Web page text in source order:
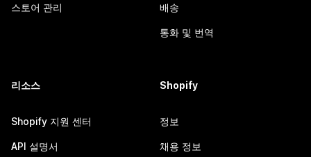
스토어 관리 배송
통화 및 번역
리소스
Shopify 지원 센터
API 설명서
Shopify
정보
채용 정보